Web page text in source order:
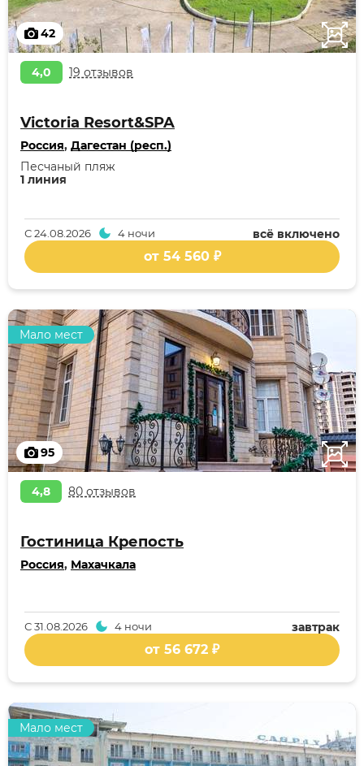
42
4,0 19 отзывов
Victoria Resort&SPA
Россия, Дагестан (респ.)
1 линия
Песчаный пляж
всё включено
С24.08.2026 4 ночи
от 54 560 ₽
95
Мало мест
4,8 80 отзывов
Гостиница Крепость
Россия, Махачкала
завтрак
С31.08.2026 4 ночи
от 56 672 ₽
Мало мест